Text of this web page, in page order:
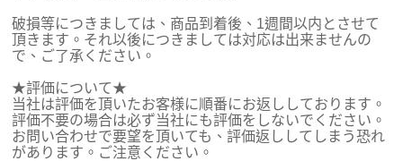
破損等につきましては、商品到着後、1週間以内とさせて
頂きます。それ以後につきましては対応は出来ませんの
で、ご了承ください。
★評価について★
当社は評価を頂いたお客様に順番にお返ししております。
評価不要の場合は必ず当社にも評価をしないでください。
お問い合わせで要望を頂いても、評価返ししてしまう恐れ
があります。ご注意ください。